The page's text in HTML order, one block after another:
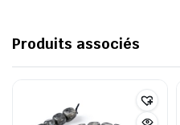
Produits associés